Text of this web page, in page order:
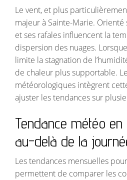
Le vent, et plus
majeur à Sainte-Marie. Orienté
et ses rafales influencent la
dispersion des nuages.
limite la stagnation de
de chaleur plus supportable.
météorologiques intègrent
ajuster les tendances sur
Tendance météo en
au-delà de la
Les tendances mensuelles
permettent de comparer les